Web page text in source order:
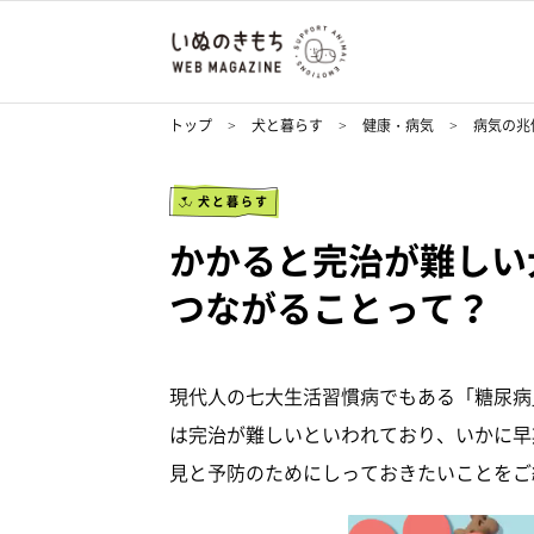
トップ 犬と暮らす 健康・病気 病気の兆
犬と暮らす
かかると完治が難し
つながることって？
現代人の七大生活習慣病でもある「糖尿
は完治が難しいといわれており、いかに
見と予防のためにしっておきたいことを